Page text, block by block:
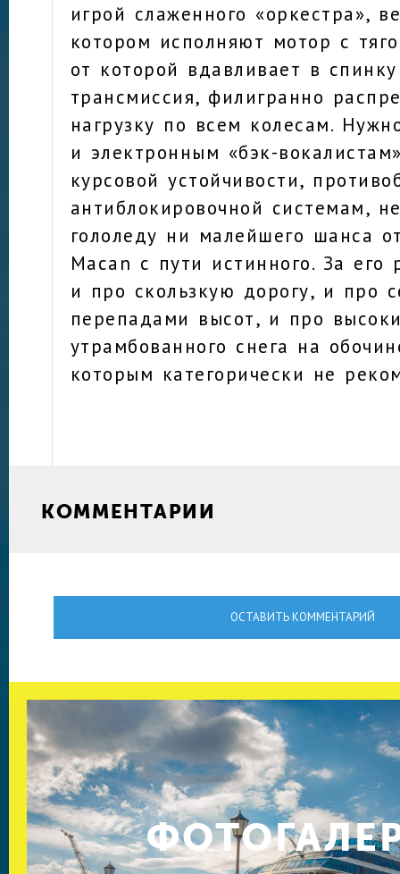
игрой слаженного «оркестра»,
котором исполняют мотор с
от которой вдавливает в
трансмиссия, филигранно
нагрузку по всем колесам.
и электронным «бэк-
курсовой устойчивости,
антиблокировочной системам,
гололеду ни малейшего шанса
Macan с пути истинного. За его
и про скользкую дорогу, и про
перепадами высот, и про
утрамбованного снега на
которым категорически не
КОММЕНТАРИИ
ОСТАВИТЬ КОММЕНТАРИЙ